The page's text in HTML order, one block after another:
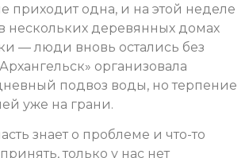
приходит одна, и на этой неделе
нескольких деревянных домах
— люди вновь остались без
организовала
подвоз воды, но терпение
уже на грани.
знает о проблеме и что-то
только у нас нет